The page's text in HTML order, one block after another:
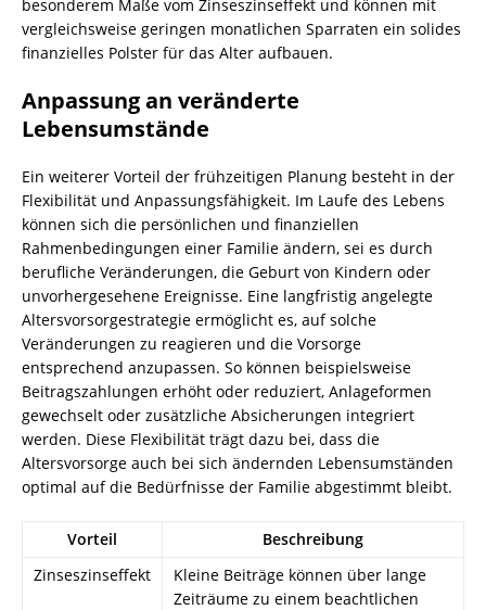
besonderem Maße vom Zinseszinseffekt und können mit
vergleichsweise geringen monatlichen Sparraten ein solides
finanzielles Polster für das Alter aufbauen.
Anpassung an veränderte
Lebensumstände
Ein weiterer Vorteil der frühzeitigen Planung besteht in der
Flexibilität und Anpassungsfähigkeit. Im Laufe des Lebens
können sich die persönlichen und finanziellen
Rahmenbedingungen einer Familie ändern, sei es durch
berufliche Veränderungen, die Geburt von Kindern oder
unvorhergesehene Ereignisse. Eine langfristig angelegte
Altersvorsorgestrategie ermöglicht es, auf solche
Veränderungen zu reagieren und die Vorsorge
entsprechend anzupassen. So können beispielsweise
Beitragszahlungen erhöht oder reduziert, Anlageformen
gewechselt oder zusätzliche Absicherungen integriert
werden. Diese Flexibilität trägt dazu bei, dass die
Altersvorsorge auch bei sich ändernden Lebensumständen
optimal auf die Bedürfnisse der Familie abgestimmt bleibt.
Vorteil
Beschreibung
Zinseszinseffekt
Kleine Beiträge können über lange
Zeiträume zu einem beachtlichen